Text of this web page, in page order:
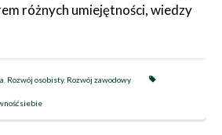
różnych umiejętności, wiedzy
Rozwój osobisty, Rozwój zawodowy